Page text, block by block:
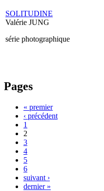
SOLITUDINE
Valérie JUNG
série photographique
Pages
« premier
‹ précédent
1
2
3
4
5
6
suivant ›
dernier »